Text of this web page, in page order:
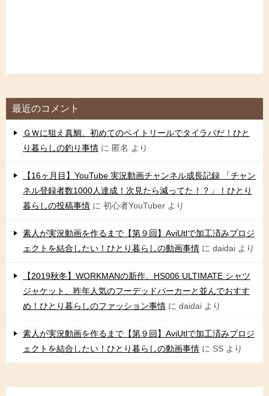
最近のコメント
ＧＷに狙え真鯛、初めてのベイトリールでタイラバだ！ひと
り暮らしの釣り事情 に 匿名 より
【16ヶ月目】YouTube 実況動画チャンネル成長記録 「チャン
ネル登録者数1000人達成！次見たら減ってた！？」！ひとり
暮らしの投稿事情 に 初心者YouTuber より
素人が実況動画を作るまで【第９回】AviUtlで加工済みプロジ
ェクトを結合したい！ひとり暮らしの動画事情 に daidai より
【2019秋冬】WORKMANの新作、HS006 ULTIMATE シャツ
ジャケット、昨年人気のフーデッドパーカーと並んでおすす
め！ひとり暮らしのファッション事情 に daidai より
素人が実況動画を作るまで【第９回】AviUtlで加工済みプロジ
ェクトを結合したい！ひとり暮らしの動画事情 に SS より